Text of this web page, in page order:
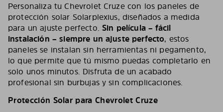
Personaliza tu Chevrolet Cruze con los paneles de
protección solar Solarplexius, diseñados a medida
para un ajuste perfecto.Sin película – fácil
instalación – siempre un ajuste perfecto, estos
paneles se instalan sin herramientas ni pegamento,
lo que permite que tú mismo puedas completarlo en
solo unos minutos. Disfruta de un acabado
profesional sin burbujas y sin complicaciones.
Protección Solar para Chevrolet Cruze